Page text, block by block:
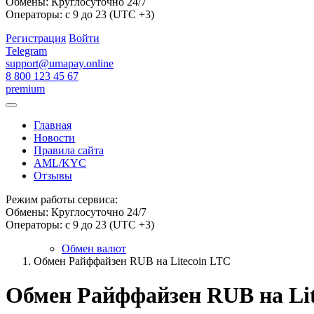
Операторы: с 9 до 23 (UTC +3)
Регистрация Войти
Telegram
support@umapay.online
8 800 123 45 67
premium
Главная
Новости
Правила сайта
AML/KYC
Отзывы
Режим работы сервиса:
Обмены: Круглосуточно 24/7
Операторы: с 9 до 23 (UTC +3)
Обмен валют
Обмен Райффайзен RUB на Litecoin LTC
Обмен Райффайзен RUB на